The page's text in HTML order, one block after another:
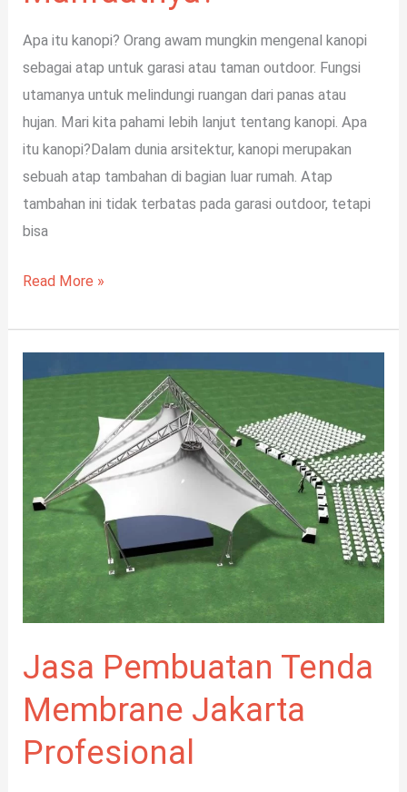
Apa itu kanopi? Orang awam mungkin mengenal kanopi
sebagai atap untuk garasi atau taman outdoor. Fungsi
utamanya untuk melindungi ruangan dari panas atau
hujan. Mari kita pahami lebih lanjut tentang kanopi. Apa
itu kanopi?Dalam dunia arsitektur, kanopi merupakan
sebuah atap tambahan di bagian luar rumah. Atap
tambahan ini tidak terbatas pada garasi outdoor, tetapi
bisa
Read More »
Jasa Pembuatan Tenda
Membrane Jakarta
Profesional
Membrane
Jakarta
Profesional